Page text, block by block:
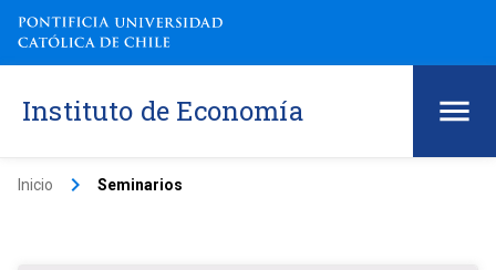
Instituto de Economía
Inicio keyboard_arrow_right Seminarios